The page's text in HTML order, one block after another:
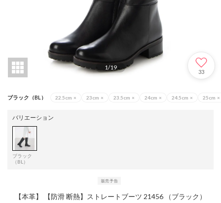
1/19
33
ブラック（BL） 22.5cm × 23cm × 23.5cm × 24cm × 24.5cm × 25cm ×
バリエーション
ブラック
（BL）
【本革】 【防滑 断熱】ストレートブーツ 21456 （ブラック）